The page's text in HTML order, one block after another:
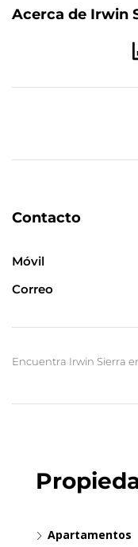
Acerca de Irwin
Contacto
Móvil
Correo
Encuentra Irwin Sierra
Apartamentos